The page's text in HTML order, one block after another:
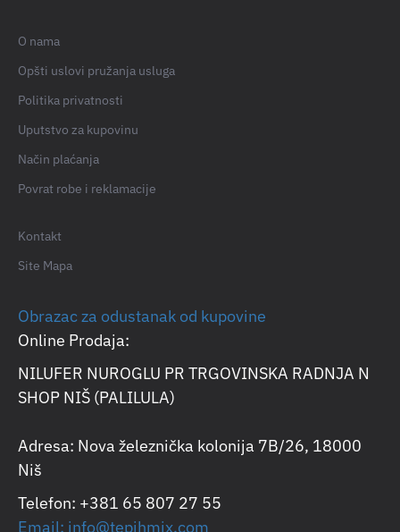
O nama
Opšti uslovi pružanja usluga
Politika privatnosti
Uputstvo za kupovinu
Način plaćanja
Povrat robe i reklamacije
Kontakt
Site Mapa
Obrazac za odustanak od kupovine
Online Prodaja:
NILUFER NUROGLU PR TRGOVINSKA RADNJA N
SHOP NIŠ (PALILULA)
Adresa: Nova železnička kolonija 7B/26, 18000
Niš
Telefon: +381 65 807 27 55
Email: info@tepihmix.com